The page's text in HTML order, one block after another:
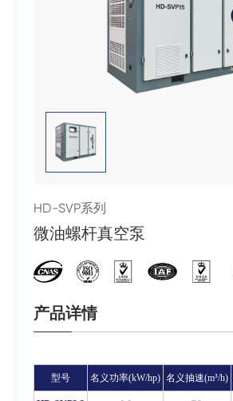
HD-SVP系列
微油螺杆真空泵
产品详情
型号 名义功率(kW/hp) 名义抽速(m³/h)